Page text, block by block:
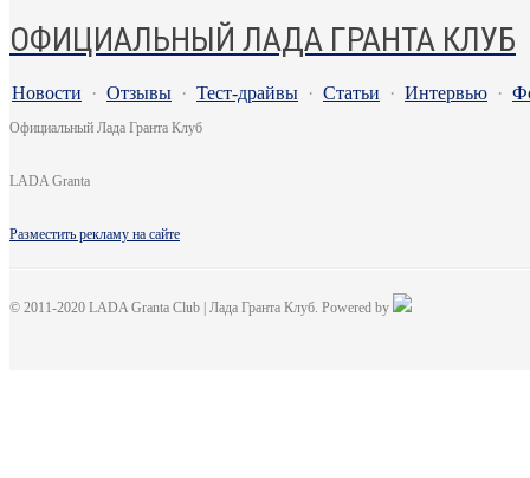
ОФИЦИАЛЬНЫЙ ЛАДА ГРАНТА КЛУБ
Новости · Отзывы · Тест-драйвы · Статьи · Интервью ·
Официальный Лада Гранта Клуб
LADA Granta
Разместить рекламу на сайте
© 2011-2020 LADA Granta Club | Лада Гранта Клуб. Powered by